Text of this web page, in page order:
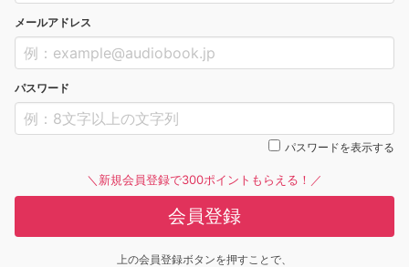
メールアドレス
パスワード
パスワードを表示する
＼新規会員登録で300ポイントもらえる！／
会員登録
上の会員登録ボタンを押すことで、